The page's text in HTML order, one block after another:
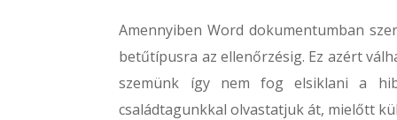
Amennyiben Word dokumentumban
betűtípusra az ellenőrzésig. Ez azért
szemünk így nem fog elsiklani a
családtagunkkal olvastatjuk át, mielőtt